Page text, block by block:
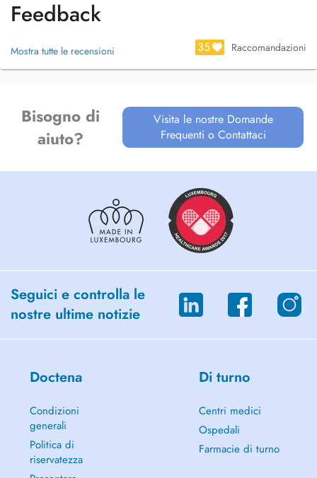
Feedback
Mostra tutte le recensioni 35 Raccomandazioni
Bisogno di
aiuto?
Visita le nostre Domande
Frequenti o Contattaci
Seguici e controlla le
nostre ultime notizie
Doctena
Condizioni
generali
Politica di
riservatezza
Di turno
Centri medici
Ospedali
Farmacie di turno